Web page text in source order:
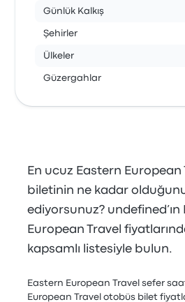
Günlük Kalkış
Şehirler
Ülkeler
Güzergahlar
En ucuz Eastern
biletinin ne kadar
ediyorsunuz? undefined’ın
European Travel
kapsamlı listesiyle bulun.
Eastern European Travel sefer
European Travel otobüs bilet